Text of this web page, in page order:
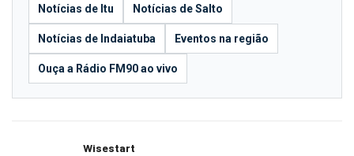
Notícias de Itu Notícias de Salto
Notícias de Indaiatuba Eventos na região
Ouça a Rádio FM90 ao vivo
Wisestart